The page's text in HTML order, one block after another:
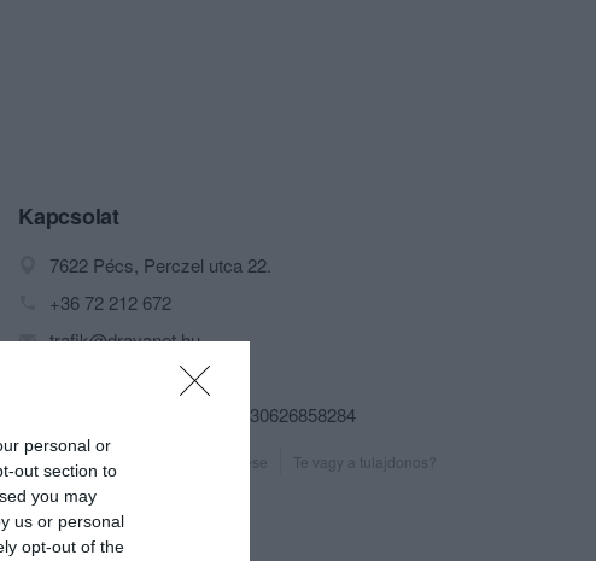
personal or
out section to
you may
us or personal
opt-out of the
Kapcsolat
7622 Pécs, Perczel utca 22.
+36 72 212 672
trafik@dravanet.hu
http://www.trafikpecs.hu
fb.com/pages/Trafik/165030626858284
Probléma jelentése Te vagy a tulajdonos?